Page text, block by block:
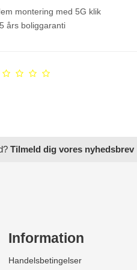
montering med 5G klik
års boliggaranti
Tilmeld dig vores nyhedsbrev
Information
Handelsbetingelser